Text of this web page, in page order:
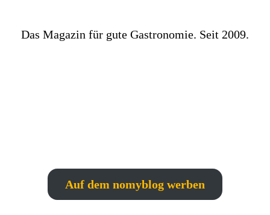
Das Magazin für gute Gastronomie. Seit 2009.
Auf dem nomyblog werben